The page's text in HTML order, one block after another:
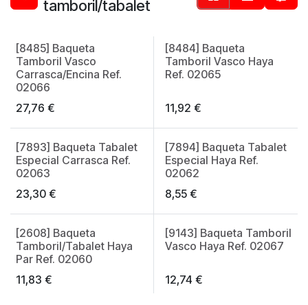
tamboril/tabalet
[8485] Baqueta
Tamboril Vasco
Carrasca/Encina Ref.
02066
27,76 €
[8484] Baqueta
Tamboril Vasco Haya
Ref. 02065
11,92 €
[7893] Baqueta Tabalet
Especial Carrasca Ref.
02063
23,30 €
[7894] Baqueta Tabalet
Especial Haya Ref.
02062
8,55€
[2608] Baqueta
Tamboril/Tabalet Haya
Par Ref. 02060
11,83 €
[9143] Baqueta Tamboril
Vasco Haya Ref. 02067
12,74 €